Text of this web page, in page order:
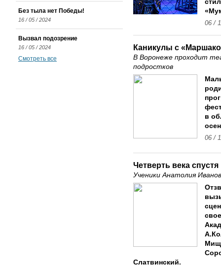
06 /
Каникулы с
В Воронеже проходит
подростков
в
06 /
Четверть века спустя
Ученики Анатолия
Слатвинский.
Без тыла нет Победы!
16 / 05 / 2024
Вызвал подозрение
16 / 05 / 2024
Смотреть все